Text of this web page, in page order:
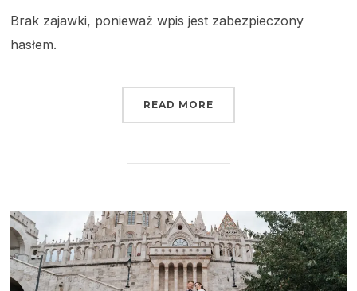
Brak zajawki, ponieważ wpis jest zabezpieczony
hasłem.
READ MORE